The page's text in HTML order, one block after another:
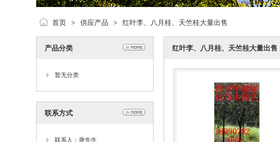
首页 > 供应产品 > 红叶李、八月桂、天竺桂大量出售
产品分类
暂无分类
联系方式
联系人：唐先生
红叶李、八月桂、天竺桂大量出售